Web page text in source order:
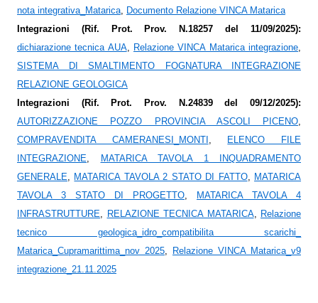
nota integrativa_Matarica, Documento Relazione VINCA Matarica
Integrazioni (Rif. Prot. Prov. N.18257 del 11/09/2025):
dichiarazione tecnica AUA, Relazione VINCA Matarica integrazione,
SISTEMA DI SMALTIMENTO FOGNATURA INTEGRAZIONE
RELAZIONE GEOLOGICA
Integrazioni (Rif. Prot. Prov. N.24839 del 09/12/2025):
AUTORIZZAZIONE POZZO PROVINCIA ASCOLI PICENO,
COMPRAVENDITA CAMERANESI_MONTI ,
ELENCO FILE
INTEGRAZIONE,
MATARICA TAVOLA 1 INQUADRAMENTO
GENERALE, MATARICA TAVOLA 2 STATO DI FATTO, MATARICA
TAVOLA 3 STATO DI PROGETTO,
MATARICA TAVOLA 4
INFRASTRUTTURE, RELAZIONE TECNICA MATARICA, Relazione
tecnico geologica_idro_compatibilita scarichi_
Matarica_Cupramarittima_nov 2025,
Relazione VINCA Matarica_v9
integrazione_21.11.2025